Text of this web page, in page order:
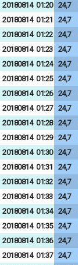
20180814 01:20 24,7
20180814 01:21 24,7
20180814 01:22 24,7
20180814 01:23 24,7
20180814 01:24 24,7
20180814 01:25 24,7
20180814 01:26 24,7
20180814 01:27 24,7
20180814 01:28 24,7
20180814 01:29 24,7
20180814 01:30 24,7
20180814 01:31 24,7
20180814 01:32 24,7
20180814 01:33 24,7
20180814 01:34 24,7
20180814 01:35 24,7
20180814 01:36 24,7
20180814 01:37 24,7